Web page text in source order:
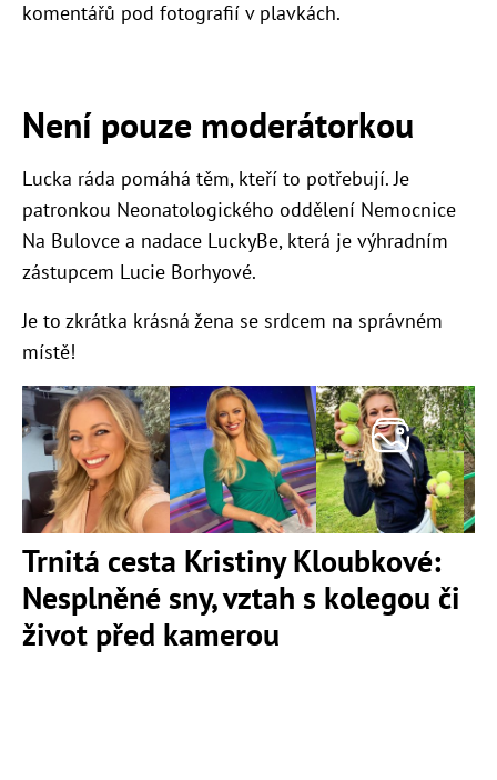
komentářů pod fotografií v plavkách.
Není pouze moderátorkou
Lucka ráda pomáhá těm, kteří to potřebují. Je
patronkou Neonatologického oddělení Nemocnice
Na Bulovce a nadace LuckyBe, která je výhradním
zástupcem Lucie Borhyové.
Je to zkrátka krásná žena se srdcem na správném
místě!
Trnitá cesta Kristiny Kloubkové:
Nesplněné sny, vztah s kolegou či
život před kamerou